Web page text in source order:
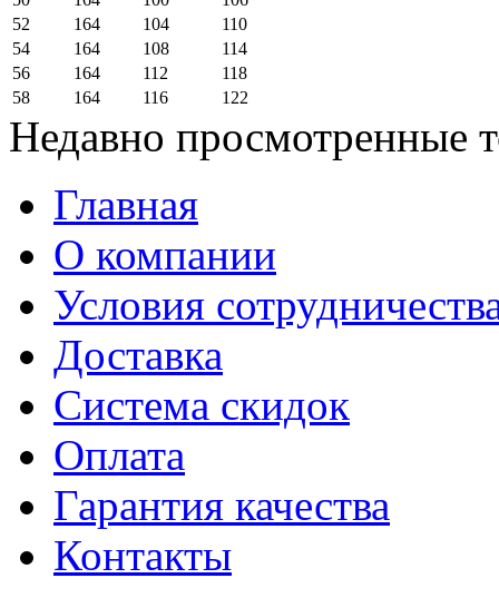
52
164 104
110
54
164 108
114
56
164 112
118
58
164 116 122
Недавно просмотренные
Главная
О компании
Условия
Доставка
Система скидок
Оплата
Гарантия качества
Контакты